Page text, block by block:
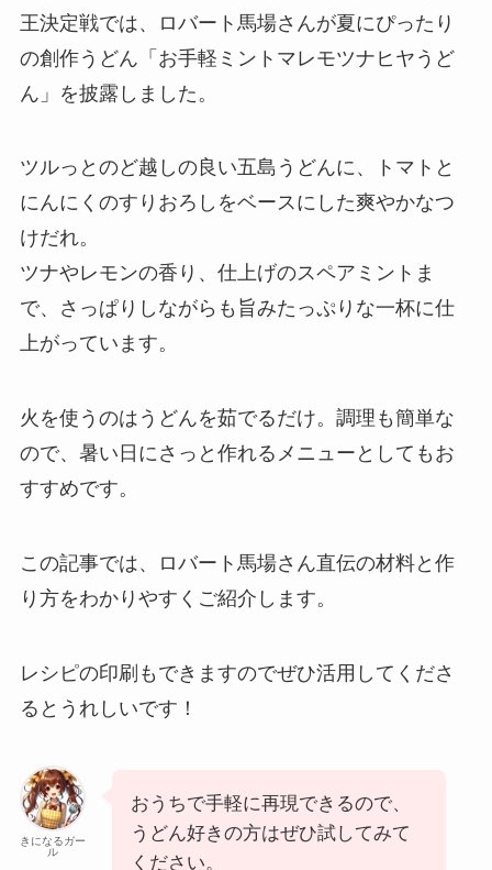
王決定戦では、ロバート馬場さんが夏にぴったり
の創作うどん「お手軽ミントマレモツナヒヤうど
ん」を披露しました。
ツルっとのど越しの良い五島うどんに、トマトと
にんにくのすりおろしをベースにした爽やかなつ
けだれ。
ツナやレモンの香り、仕上げのスペアミントま
で、さっぱりしながらも旨みたっぷりな一杯に仕
上がっています。
火を使うのはうどんを茹でるだけ。調理も簡単な
ので、暑い日にさっと作れるメニューとしてもお
すすめです。
この記事では、ロバート馬場さん直伝の材料と作
り方をわかりやすくご紹介します。
レシピの印刷もできますのでぜひ活用してくださ
るとうれしいです！
きになるガー
ル
おうちで手軽に再現できるので、
うどん好きの方はぜひ試してみて
ください。